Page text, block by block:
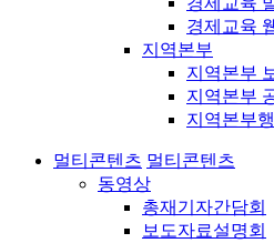
경제교육
지역본부
지역본부
지역본부
지역본부
멀티콘텐츠 멀티콘텐츠
동영상
총재기자간담회
보도자료설명회